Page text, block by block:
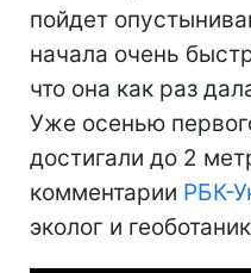
пойдет
начала очень
что она как раз
Уже осенью
достигали до 2
комментарии РБК-
эколог и